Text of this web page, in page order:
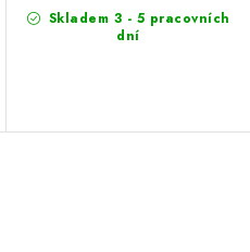
Skladem 3 - 5 pracovních
dní